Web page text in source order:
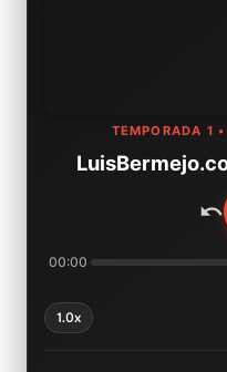
TEMPORADA 1
00:00
1.0x